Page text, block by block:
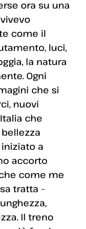
ora su una
come il
luci,
la natura
Ogni
che si
nuovi
che
a
accorto
come me
tratta –
Il treno